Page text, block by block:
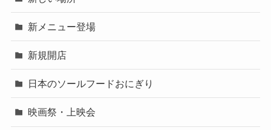
新メニュー登場
新規開店
日本のソールフードおにぎり
映画祭・上映会